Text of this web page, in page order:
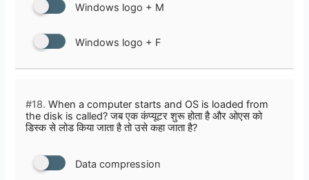
Windows logo + M
Windows logo + F
#18. When a computer starts and OS is loaded from
the disk is called? जब एक कंप्यूटर शुरू होता है और ओएस को
डिस्क से लोड किया जाता है तो उसे कहा जाता है?
Data compression